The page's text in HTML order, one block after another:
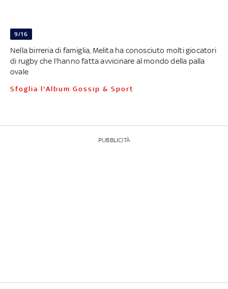
9/16
Nella birreria di famiglia, Melita ha conosciuto molti giocatori
di rugby che l'hanno fatta avvicinare al mondo della palla
ovale
Sfoglia l'Album Gossip & Sport
PUBBLICITÀ